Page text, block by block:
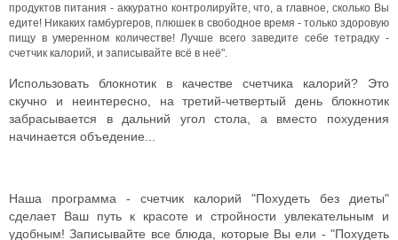
продуктов питания - аккуратно контролируйте, что, а главное, сколько Вы
едите! Никаких гамбургеров, плюшек в свободное время - только здоровую
пищу в умеренном количестве! Лучше всего заведите себе тетрадку -
счетчик калорий, и записывайте всё в неё".
Использовать блокнотик в качестве счетчика калорий? Это
скучно и неинтересно, на третий-четвертый день блокнотик
забрасывается в дальний угол стола, а вместо похудения
начинается объедение...
Наша программа - счетчик калорий "Похудеть без диеты"
сделает Ваш путь к красоте и стройности увлекательным и
удобным! Записывайте все блюда, которые Вы ели - "Похудеть